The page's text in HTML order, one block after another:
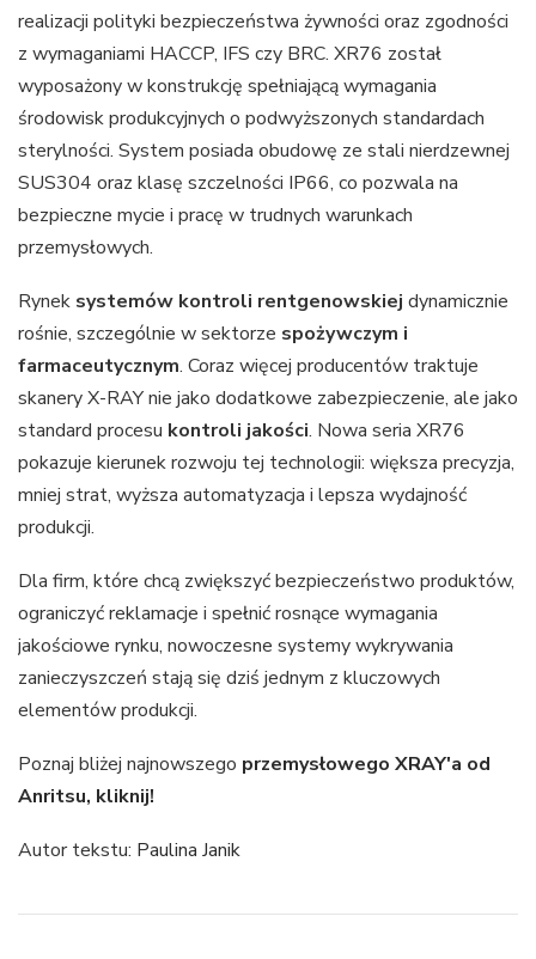
realizacji polityki bezpieczeństwa żywności oraz zgodności
z wymaganiami HACCP, IFS czy BRC. XR76 został
wyposażony w konstrukcję spełniającą wymagania
środowisk produkcyjnych o podwyższonych standardach
sterylności. System posiada obudowę ze stali nierdzewnej
SUS304 oraz klasę szczelności IP66, co pozwala na
bezpieczne mycie i pracę w trudnych warunkach
przemysłowych.
Rynek systemów kontroli rentgenowskiej dynamicznie
rośnie, szczególnie w sektorze spożywczym i
farmaceutycznym. Coraz więcej producentów traktuje
skanery X-RAY nie jako dodatkowe zabezpieczenie, ale jako
standard procesu kontroli jakości. Nowa seria XR76
pokazuje kierunek rozwoju tej technologii: większa precyzja,
mniej strat, wyższa automatyzacja i lepsza wydajność
produkcji.
Dla firm, które chcą zwiększyć bezpieczeństwo produktów,
ograniczyć reklamacje i spełnić rosnące wymagania
jakościowe rynku, nowoczesne systemy wykrywania
zanieczyszczeń stają się dziś jednym z kluczowych
elementów produkcji.
Poznaj bliżej najnowszego przemysłowego XRAY'a od
Anritsu, kliknij!
Autor tekstu: Paulina Janik